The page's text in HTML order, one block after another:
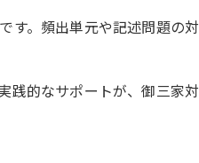
す。頻出単元や記述問題の対
践的なサポートが、御三家対